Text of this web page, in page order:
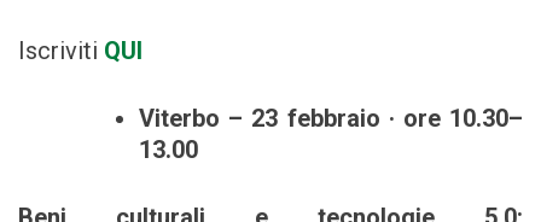
Iscriviti QUI
Viterbo – 23 febbraio · ore 10.30–
13.00